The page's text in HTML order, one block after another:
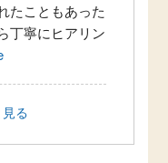
たこともあった
丁寧にヒアリン
る